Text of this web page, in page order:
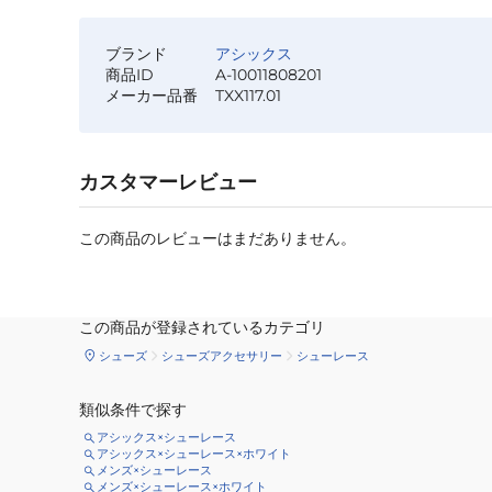
ブランド
アシックス
商品ID
A-10011808201
メーカー品番
TXX117.01
カスタマーレビュー
この商品のレビューはまだありません。
この商品が登録されているカテゴリ
シューズ シューズアクセサリー シューレース
類似条件で探す
アシックス×シューレース
アシックス×シューレース×ホワイト
メンズ×シューレース
メンズ×シューレース×ホワイト